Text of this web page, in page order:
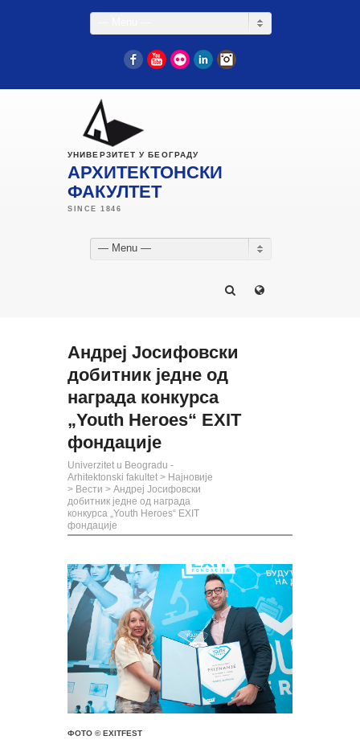
FacebookYouTube
Flickr LinkedIn
УНИВЕРЗИТЕТ У БЕОГРАДУ
АРХИТЕКТОНСКИ
ФАКУЛТЕТ
— Menu —
Андреј Јосифовски
добитник једне од
награда конкурса
„Youth Heroes“ EXIT
фондације
Univerzitet u Beogradu -
Arhitektonski fakultet > Најновије
> Вести > Андреј Јосифовски
добитник једне од награда
конкурса „Youth Heroes“ EXIT
фондације
ФОТО © EXITFEST